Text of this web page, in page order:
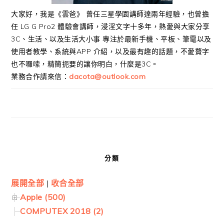
大家好，我是《雲爸》 曾任三星學園講師達兩年經驗，也曾擔
任 LG G Pro2 體驗會講師，浸淫文字十多年，熱愛與大家分享
3C、生活、以及生活大小事 專注於最新手機、平板、筆電以及
使用者教學、系統與APP 介紹，以及最有趣的話題，不愛贅字
也不囉嗦，精簡扼要的讓你明白，什麼是3C。
業務合作請來信： dacota@outlook.com
分類
展開全部 | 收合全部
Apple (500)
COMPUTEX 2018 (2)